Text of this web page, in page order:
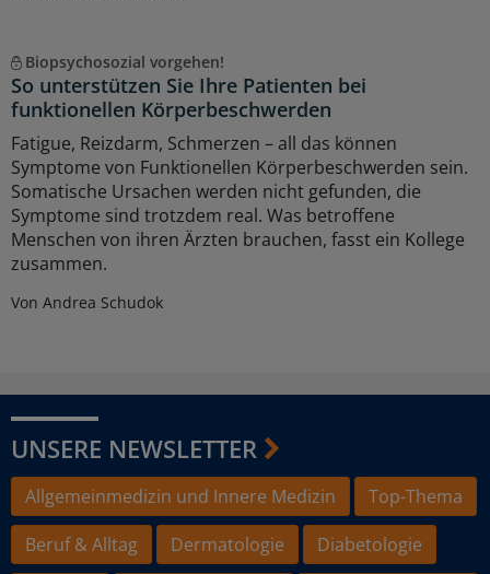
Biopsychosozial vorgehen!
So unterstützen Sie Ihre Patienten bei
funktionellen Körperbeschwerden
Fatigue, Reizdarm, Schmerzen – all das können
Symptome von Funktionellen Körperbeschwerden sein.
Somatische Ursachen werden nicht gefunden, die
Symptome sind trotzdem real. Was betroffene
Menschen von ihren Ärzten brauchen, fasst ein Kollege
zusammen.
Von Andrea Schudok
UNSERE NEWSLETTER
Allgemeinmedizin und Innere Medizin
Top-Thema
Beruf & Alltag
Dermatologie
Diabetologie